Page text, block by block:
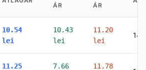
ÁR
ÁR
10.54
lei
10.43
lei
11.20
lei
11.25 7.66 11.78